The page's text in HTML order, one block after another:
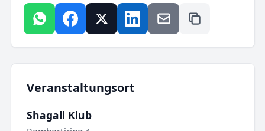
Veranstaltungsort
Shagall Klub